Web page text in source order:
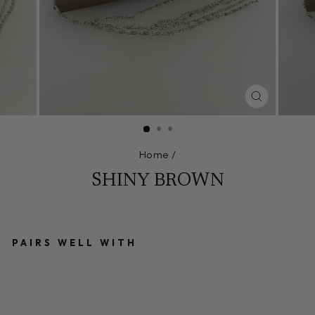
CLOSE
(ESC)
Home /
SHINY BROWN
PAIRS WELL WITH